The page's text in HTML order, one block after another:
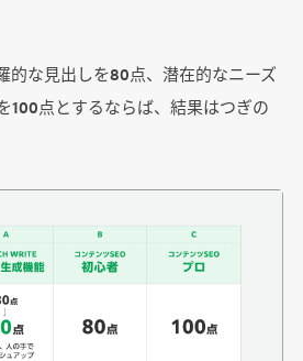
的な見出しを80点、潜在的なニーズ
100点とするならば、結果はつぎの